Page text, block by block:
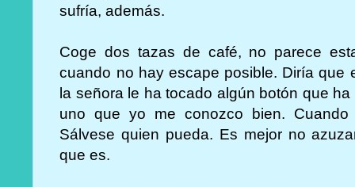
sufría, además.
Coge dos tazas de café, no parece
cuando no hay escape posible. Diría que
la señora le ha tocado algún botón que
uno que yo me conozco bien.
Sálvese quien pueda. Es mejor no
que es.